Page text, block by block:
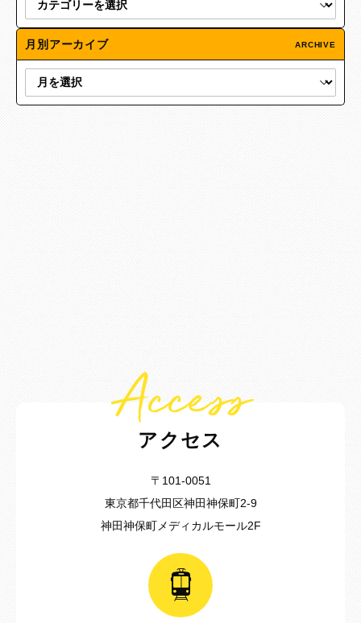
月別アーカイブ ARCHIVE
Access
アクセス
〒101-0051
東京都千代田区神田神保町2-9
神田神保町メディカルモール2F